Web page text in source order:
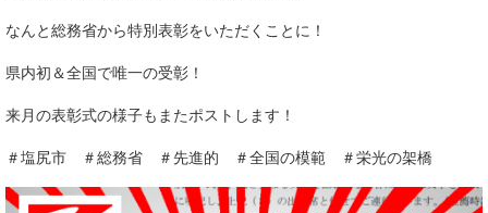
なんと総務省から特別表彰をいただくことに！
県内初＆全国で唯一の受彰！
来月の表彰式の様子もまたポストします！
＃塩尻市 ＃総務省 ＃先進的 ＃全国の模範 ＃栄光の架橋